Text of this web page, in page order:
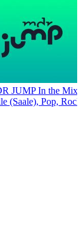
JUMP In the Mix
(Saale), Pop,